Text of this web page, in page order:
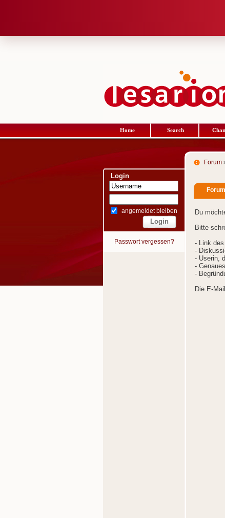
Home Search
Login
angemeldet bleiben
Passwort vergessen?
Forum
Forum
Du
Bitte
- Link
-
- Userin,
-
-
Die E-